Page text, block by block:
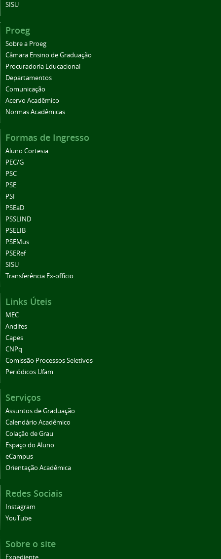
SISU
Proeg
Sobre a Proeg
Câmara Ensino de Graduação
Procuradoria Educacional
Departamentos
Comunicação
Acervo Acadêmico
Normas Acadêmicas
Formas de Ingresso
Aluno Cortesia
PEC/G
PSC
PSE
PSI
PSEaD
PSSLIND
PSELIB
PSEMus
PSERef
SISU
Transferência Ex-officio
Links Úteis
MEC
Andifes
Capes
CNPq
Comissão Processos Seletivos
Periódicos Ufam
Serviços
Assuntos de Graduação
Calendário Acadêmico
Colação de Grau
Espaço do Aluno
eCampus
Orientação Acadêmica
Redes Sociais
Instagram
YouTube
Sobre o site